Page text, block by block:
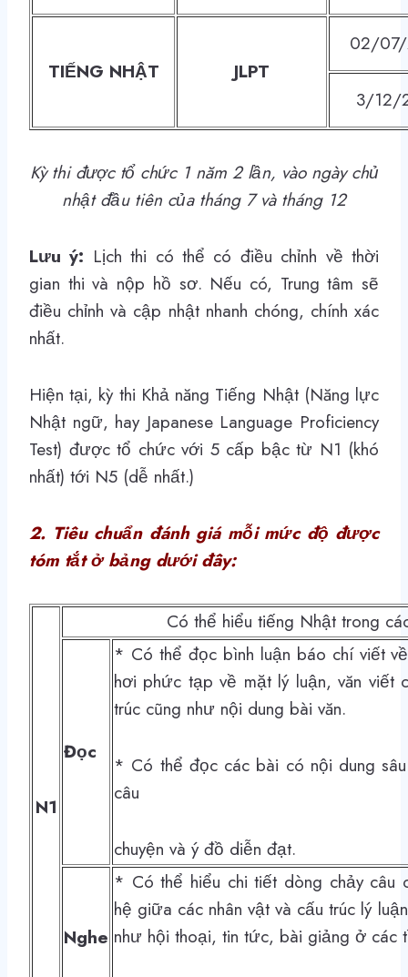
TIẾNG NHẬT JLPT
02/
3/12/
Kỳ thi được tổ chức 1 năm 2 lần, vào ngày chủ
nhật đầu tiên của tháng 7 và tháng 12
Lưu ý: Lịch thi có thể có điều chỉnh về thời
gian thi và nộp hồ sơ. Nếu có, Trung tâm sẽ
điều chỉnh và cập nhật nhanh chóng, chính xác
nhất.
Hiện tại, kỳ thi Khả năng Tiếng Nhật (Năng lực
Nhật ngữ, hay Japanese Language Proficiency
Test) được tổ chức với 5 cấp bậc từ N1 (khó
nhất) tới N5 (dễ nhất.)
2. Tiêu chuẩn đánh giá mỗi mức độ được
tóm tắt ở bảng dưới đây:
N1
Có thể hiểu tiếng Nhật trong
Đọc
* Có thể đọc bình luận báo chí viết
hơi phức tạp về mặt lý luận, văn
trúc cũng như nội dung bài văn.
* Có thể đọc các bài có nội dung
câu
chuyện và ý đồ diễn đạt.
Nghe
* Có thể hiểu chi tiết dòng chảy câu
hệ giữa các nhân vật và cấu trúc lý
như hội thoại, tin tức, bài giảng ở các